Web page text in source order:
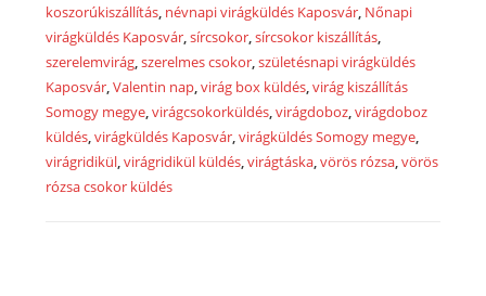
koszorúkiszállítás névnapi virágküldés Kaposvár Nőnapi
virágküldés Kaposvár ,sírcsokor ,sírcsokor kiszállítás
szerelemvirág ,szerelmes csokor ,születésnapi virágküldés
Kaposvár ,Valentin nap ,virág box küldés ,virág kiszállítás
Somogy megye ,virágcsokorküldés ,virágdoboz ,virágdoboz
küldés ,virágküldés Kaposvár ,virágküldés Somogy megye
virágridikül ,virágridikül küldés ,virágtáska ,vörös rózsa ,vörös
rózsa csokor küldés